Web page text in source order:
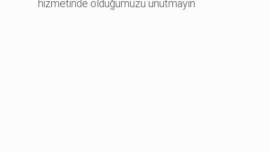
hizmetinde olduğumuzu unutmayın